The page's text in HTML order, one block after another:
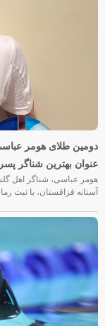
دومین طلای هومر عباسی
عنوان بهترین شناگر پسر
هومر عباسی، شناگر اهل
آستانه قزاقستان، با ثبت زمان ۲۵.۷۶ ثانیه در ماده ۵۰ متر کرال پشت به مدال